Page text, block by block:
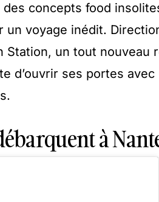
concepts food
un voyage inédit.
Station, un tout nouveau
d’ouvrir ses portes avec
à